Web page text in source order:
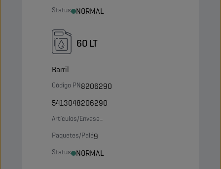
Status NORMAL
60 LT
Barril
Código PN8206290
5413048206290
Artículos/Envase-
Paquetes/Palé9
Status NORMAL